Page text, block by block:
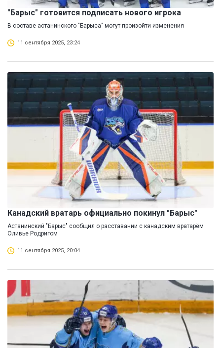
"Барыс" готовится подписать нового игрока
В составе астанинского "Барыса" могут произойти изменения
11 сентября 2025, 23:24
Канадский вратарь официально покинул "Барыс"
Астанинский "Барыс" сообщил о расставании с канадским вратарём
Оливье Родригом
11 сентября 2025, 20:04